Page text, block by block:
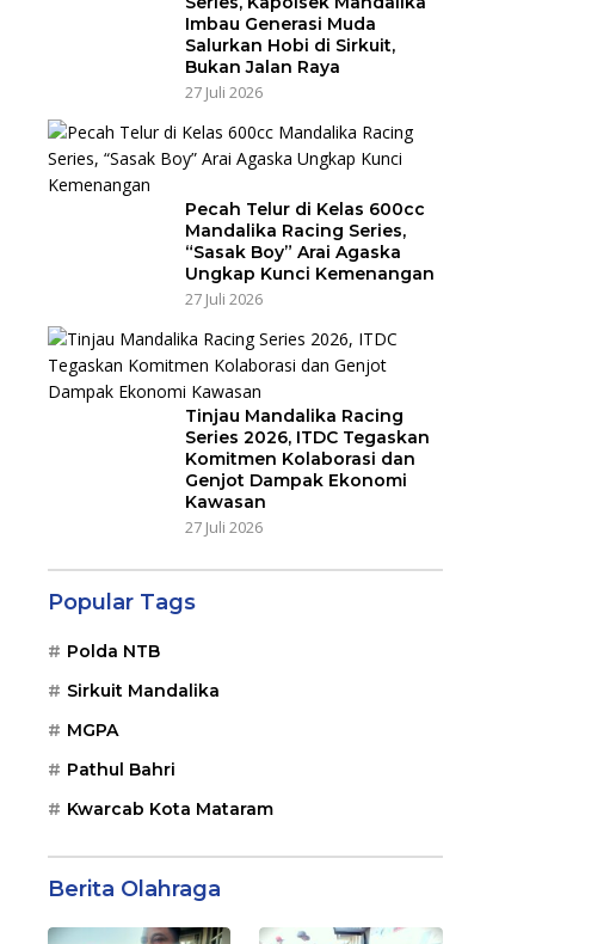
Imbau Generasi Muda
Salurkan Hobi di Sirkuit,
Bukan Jalan Raya
27 Juli 2026
Pecah Telur di Kelas 600cc
Mandalika Racing Series,
“Sasak Boy” Arai Agaska
Ungkap Kunci Kemenangan
27 Juli 2026
Tinjau Mandalika Racing
Series 2026, ITDC Tegaskan
Komitmen Kolaborasi dan
Genjot Dampak Ekonomi
Kawasan
27 Juli 2026
Popular Tags
Polda NTB
Sirkuit Mandalika
MGPA
Pathul Bahri
Kwarcab Kota Mataram
Berita Olahraga